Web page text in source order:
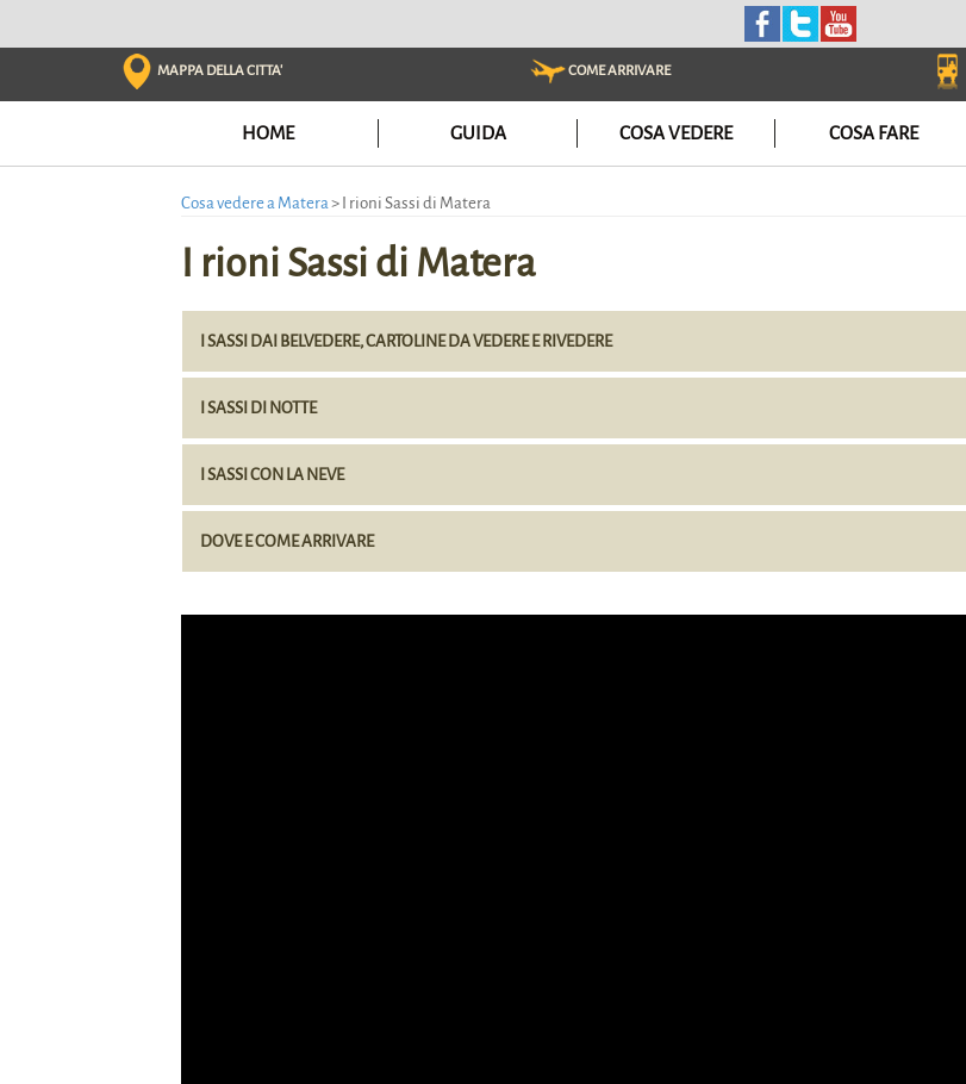
MAPPA DELLA CITTA' COME ARRIVARE
HOME GUIDA COSA VEDERE COSA FARE
Cosa vedere a Matera> I rioni Sassi di Matera
I rioni Sassi di Matera
I SASSI DAI BELVEDERE, CARTOLINE DA VEDERE E RIVEDERE
I SASSI DI NOTTE
I SASSI CON LA NEVE
DOVE E COME ARRIVARE